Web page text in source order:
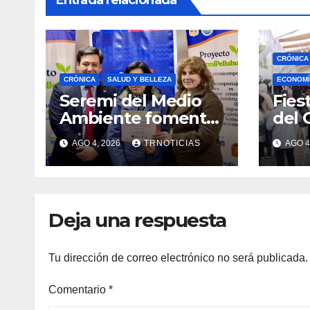
CRÓNICA SALUD Y BELLEZA
Seremi del Medio
Ambiente fomentó
iniciativa de
vermicompostaje
domiciliario en
AGO 4, 2026 TRNOTICIAS
CRÓNICA
del
AGO
Deja una respuesta
Tu dirección de correo electrónico no será publicada.
Comentario *